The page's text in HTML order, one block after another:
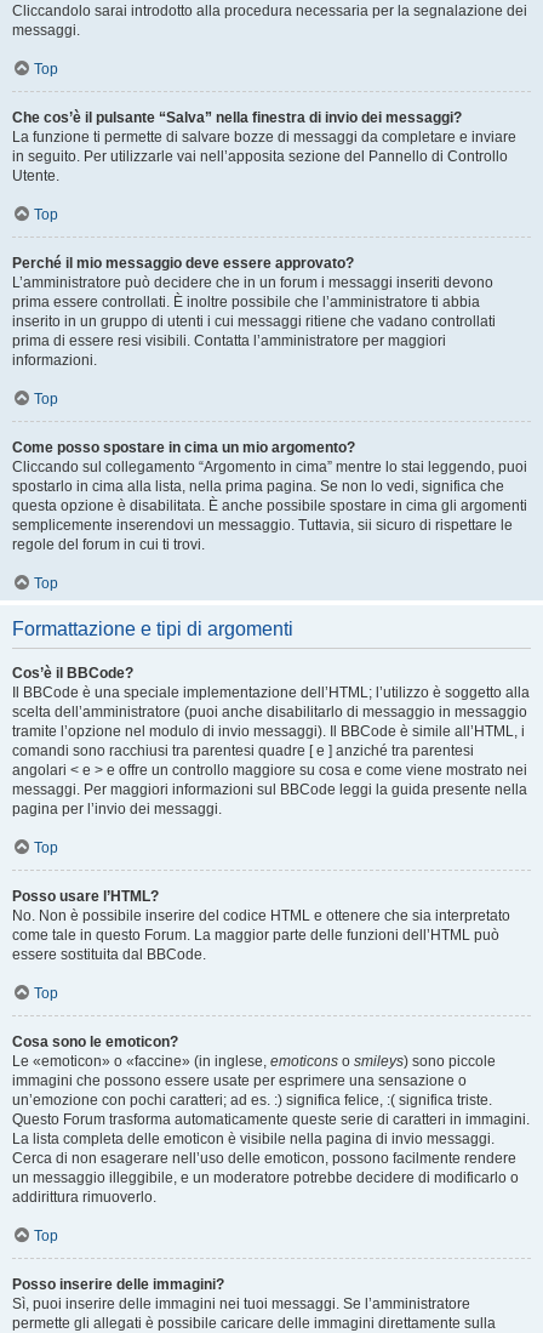
Cliccandolo sarai introdotto alla procedura necessaria per la segnalazione dei
messaggi.
Top
Che cos’è il pulsante “Salva” nella finestra di invio dei messaggi?
La funzione ti permette di salvare bozze di messaggi da completare e inviare
in seguito. Per utilizzarle vai nell’apposita sezione del Pannello di Controllo
Utente.
Top
Perché il mio messaggio deve essere approvato?
L’amministratore può decidere che in un forum i messaggi inseriti devono
prima essere controllati. È inoltre possibile che l’amministratore ti abbia
inserito in un gruppo di utenti i cui messaggi ritiene che vadano controllati
prima di essere resi visibili. Contatta l’amministratore per maggiori
informazioni.
Top
Come posso spostare in cima un mio argomento?
Cliccando sul collegamento “Argomento in cima” mentre lo stai leggendo, puoi
spostarlo in cima alla lista, nella prima pagina. Se non lo vedi, significa che
questa opzione è disabilitata. È anche possibile spostare in cima gli argomenti
semplicemente inserendovi un messaggio. Tuttavia, sii sicuro di rispettare le
regole del forum in cui ti trovi.
Top
Formattazione e tipi di argomenti
Cos’è il BBCode?
Il BBCode è una speciale implementazione dell’HTML; l’utilizzo è soggetto alla
scelta dell’amministratore (puoi anche disabilitarlo di messaggio in messaggio
tramite l’opzione nel modulo di invio messaggi). Il BBCode è simile all’HTML, i
comandi sono racchiusi tra parentesi quadre [ e ] anziché tra parentesi
angolari < e > e offre un controllo maggiore su cosa e come viene mostrato nei
messaggi. Per maggiori informazioni sul BBCode leggi la guida presente nella
pagina per l’invio dei messaggi.
Top
Posso usare l’HTML?
No. Non è possibile inserire del codice HTML e ottenere che sia interpretato
come tale in questo Forum. La maggior parte delle funzioni dell’HTML può
essere sostituita dal BBCode.
Top
Cosa sono le emoticon?
Le «emoticon» o «faccine» (in inglese, emoticons o smileys) sono piccole
immagini che possono essere usate per esprimere una sensazione o
un’emozione con pochi caratteri; ad es. :) significa felice, :( significa triste.
Questo Forum trasforma automaticamente queste serie di caratteri in immagini.
La lista completa delle emoticon è visibile nella pagina di invio messaggi.
Cerca di non esagerare nell’uso delle emoticon, possono facilmente rendere
un messaggio illeggibile, e un moderatore potrebbe decidere di modificarlo o
addirittura rimuoverlo.
Top
Posso inserire delle immagini?
Sì, puoi inserire delle immagini nei tuoi messaggi. Se l’amministratore
permette gli allegati è possibile caricare delle immagini direttamente sulla